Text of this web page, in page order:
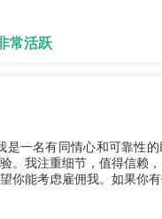
常活跃
一名有同情心和可靠性的
。我注重细节，值得信赖
你能考虑雇佣我。如果你